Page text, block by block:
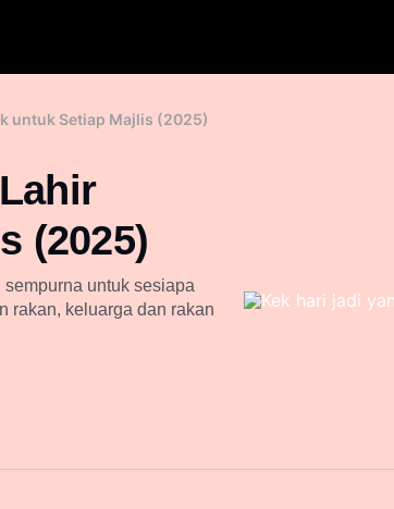
untuk Setiap Majlis (2025)
(2025)
untuk sesiapa
rakan, keluarga dan rakan